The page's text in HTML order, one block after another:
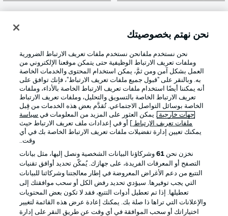
تسجيل الدخول
Football as it's meant to be
تطبيق الدوري الألماني
نحن نهتم بخصوصيتك
نحن نستخدم ملفانحن نستخدم ملفات تعريف الارتباط الضرورية
وملفات تعريف الارتباط الوظيفية حتى يتمكن موقعنا الإلكتروني من
العمل بشكل آمن ومن ثمَّ، يمكن استخدام المحتوى والخدمات الخاصة
به. وبالنقر على "قبول جميع ملفات تعريف الارتباط"، فإنك توافق على
أنه يمكننا أيضًا استخدام ملفات تعريف الارتباط الخاصة بالأداء، وملفات
تعريف الارتباط الخاصة بالتسويق والتحليل، وملفات تعريف الارتباط
الخاصة بوسائل التواصل الاجتماعي. تُقدَّم بعض هذه الخدمات من قِبل
جهات خارجية . يمكن العثور على المزيد من المعلومات في سياسة
ملفات تعريف الارتباط
] أو في إعدادات ملف تعريف الارتباط حيث
يمكنك تعيين إدارة تفضيلات ملفات تعريف الارتباط الخاصة بك في أي
وقت..
نخزن نحن 61وشركاؤنا البيانات الشخصية ونصل إليها، مثل بيانات
التصفح أو المعرفات الفريدة، على جهازك. يُمكّن تحديد أوافق تقنيات
التتبع من دعم الأغراض المعروضة في إطار معالجتنا وشركائنا للبيانات
التي يجب توفيرها. سيؤدي تحديد رفض الكل أو سحب موافقتك إلى
تعطيلها. إذا تم تعطيل أدوات التتبع، فقد لا تكون بعض المحتويات
والإعلانات التي تراها ذا صلة بك. يمكنك إعادة عرض هذه القائمة لتغيير
اختياراتك أو سحب الموافقة في أي وقت عن طريق النقر على إدارة